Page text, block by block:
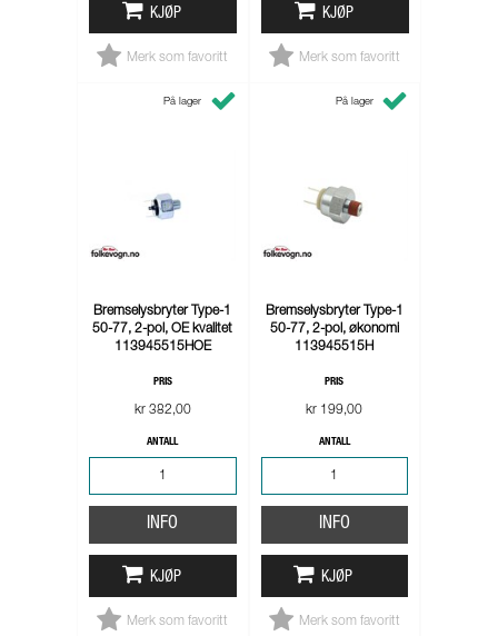
KJØP
Merk som favoritt
KJØP
Merk som favoritt
På lager
Bremselysbryter Type-1
50-77, 2-pol, OE kvalitet
113945515HOE
PRIS
kr 382,00
ANTALL
INFO
KJØP
Merk som favoritt
På lager
Bremselysbryter Type-1
50-77, 2-pol, økonomi
113945515H
PRIS
kr 199,00
ANTALL
INFO
KJØP
Merk som favoritt